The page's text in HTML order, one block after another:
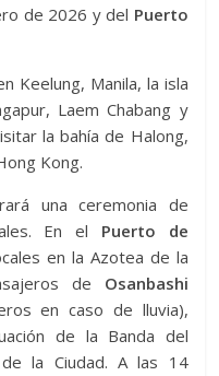
de 2026 y del Puerto
Keelung, Manila, la isla
Laem Chabang y
la bahía de Halong,
Kong.
una ceremonia de
En el Puerto de
en la Azotea de la
de Osanbashi
en caso de lluvia),
de la Banda del
la Ciudad. A las 14